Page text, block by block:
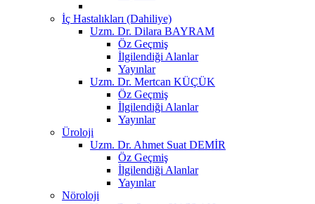
İç Hastalıkları (Dahiliye)
Uzm. Dr. Dilara BAYRAM
Öz Geçmiş
İlgilendiği Alanlar
Yayınlar
Uzm. Dr. Mertcan KÜÇÜK
Öz Geçmiş
İlgilendiği Alanlar
Yayınlar
Üroloji
Uzm. Dr. Ahmet Suat DEMİR
Öz Geçmiş
İlgilendiği Alanlar
Yayınlar
Nöroloji